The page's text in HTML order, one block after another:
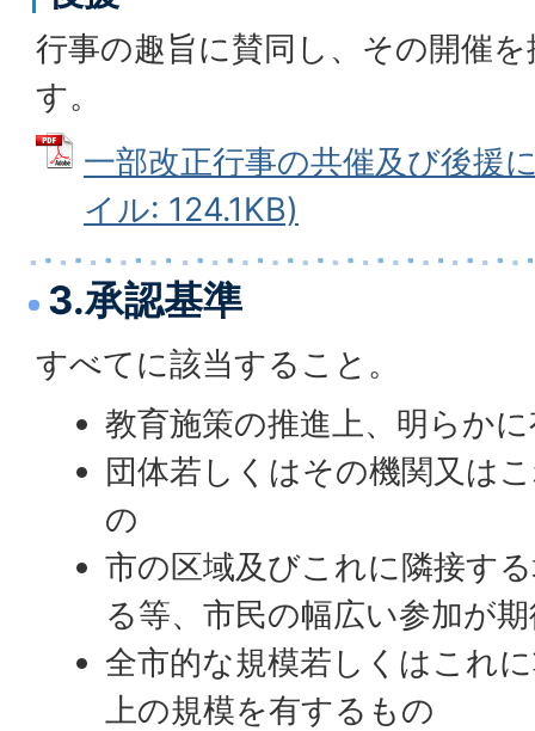
行事の趣旨に賛同し、その開催
す。
一部改正行事の共催及び後援
イル: 124.1KB)
3.承認基準
すべてに該当すること。
教育施策の推進上、明らか
団体若しくはその機関又は
の
市の区域及びこれに隣接す
る等、市民の幅広い参加が
全市的な規模若しくはこれ
上の規模を有するもの